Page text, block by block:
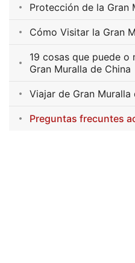
Protección de la Gran
Cómo Visitar la Gran
19 cosas que puede o
Gran Muralla de China
Viajar de Gran Muralla
Preguntas frecuntes